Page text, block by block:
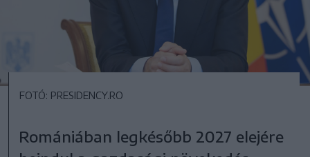
FOTÓ: PRESIDENCY.RO
Romániában legkésőbb 2027 elejére